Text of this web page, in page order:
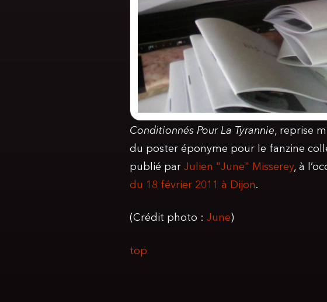
Conditionnés Pour La Tyrannie, reprise
du poster éponyme pour le fanzine
publié par Julien "June" Misserey, à
du 18 février 2011 à Dijon.
(Crédit photo : June)
top